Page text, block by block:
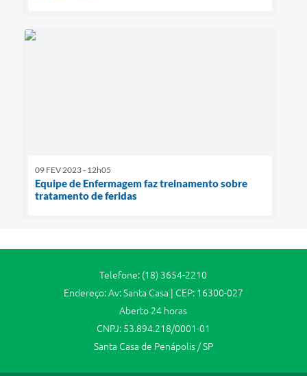
09 FEV 2023 - 12h05
Equipe de Enfermagem faz treinamento sobre
tratamento de feridas
Telefone: (18) 3654-2210
Endereço: Av: Santa Casa | CEP: 16300-027
Aberto 24 horas
CNPJ: 53.894.218/0001-01
Santa Casa de Penápolis / SP